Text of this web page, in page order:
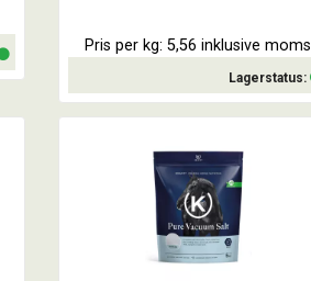
Pris per kg: 5,56 inklusive moms
Lagerstatus: